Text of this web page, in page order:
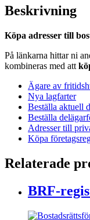
2
st)
Beskrivning
Köpa adresser till
På länkarna hittar ni
kombineras med att
Ägare av
Nya lagfarter
Beställa aktuell
Beställa
Adresser till
Köpa
Relaterade
BRF-